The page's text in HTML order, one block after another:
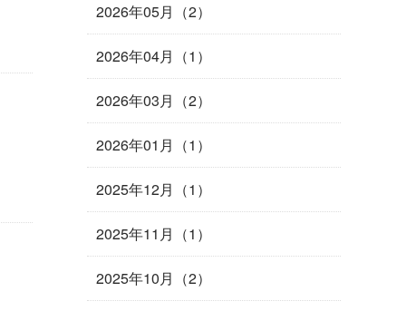
2026年05月（2）
2026年04月（1）
2026年03月（2）
2026年01月（1）
2025年12月（1）
2025年11月（1）
2025年10月（2）